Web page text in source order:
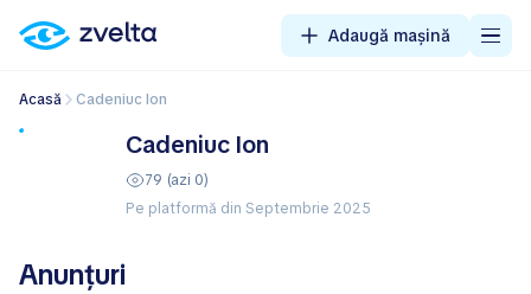
Adaugă mașină
Acasă Cadeniuc Ion
Cadeniuc Ion
79 (azi 0)
Pe platformă din Septembrie 2025
Anunțuri